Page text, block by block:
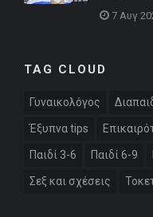
7 Αυγ
TAG CLOUD
Γυναικολόγος
Έξυπνα tips
Παιδί 3-6 Παιδί 6-9
Σεξ και σχέσεις